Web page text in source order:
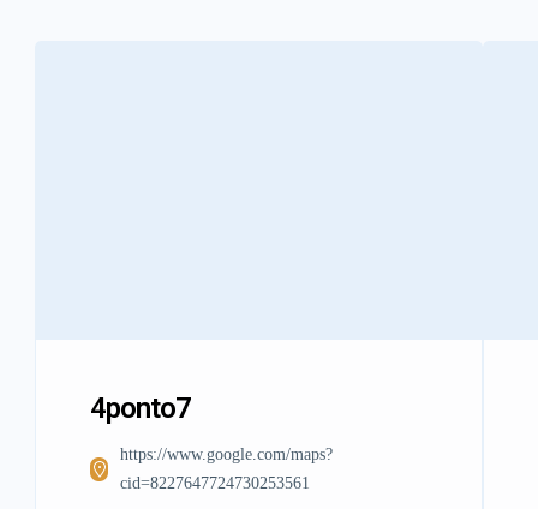
4ponto7
https://www.google.com/maps?
cid=8227647724730253561